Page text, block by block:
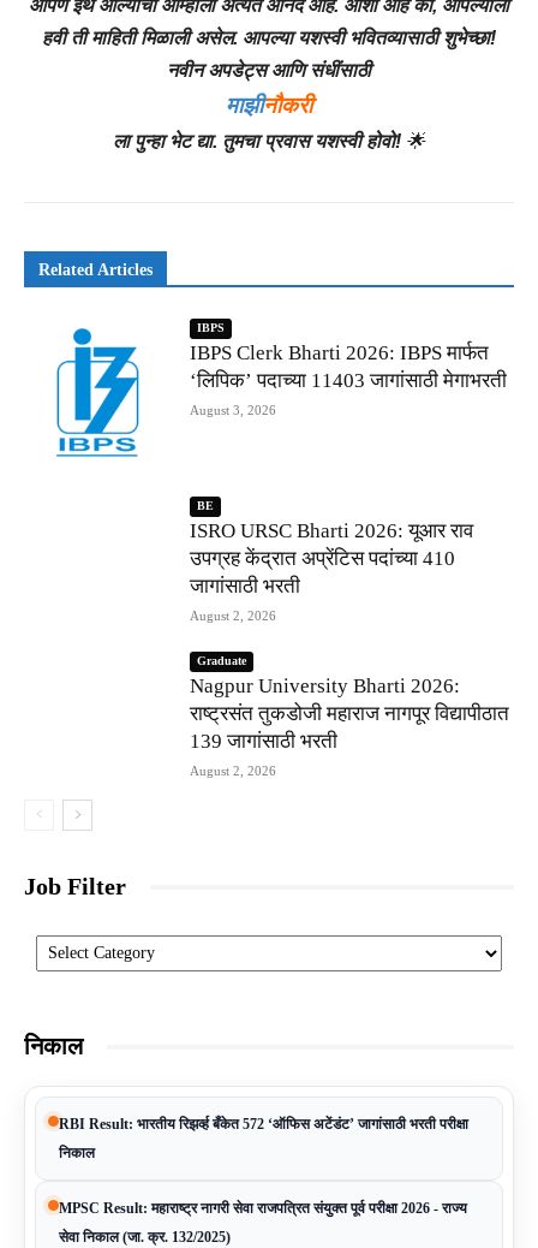
आपण इथे आल्याचा आम्हाला अत्यंत आनंद आहे. आशा आहे की, आपल्याला
हवी ती माहिती मिळाली असेल. आपल्या यशस्वी भवितव्यासाठी शुभेच्छा!
नवीन अपडेट्स आणि संधींसाठी
माझीनौकरी
ला पुन्हा भेट द्या. तुमचा प्रवास यशस्वी होवो! 🌟
Related Articles
IBPS
IBPS Clerk Bharti 2026: IBPS मार्फत
‘लिपिक’ पदाच्या 11403 जागांसाठी मेगाभरती
August 3, 2026
BE
ISRO URSC Bharti 2026: यूआर राव
उपग्रह केंद्रात अप्रेंटिस पदांच्या 410
जागांसाठी भरती
August 2, 2026
Graduate
Nagpur University Bharti 2026:
राष्ट्रसंत तुकडोजी महाराज नागपूर विद्यापीठात
139 जागांसाठी भरती
August 2, 2026
Job Filter
Categories
निकाल
RBI Result: भारतीय रिझर्व्ह बँकेत 572 ‘ऑफिस अटेंडंट’ जागांसाठी भरती परीक्षा
निकाल
MPSC Result: महाराष्ट्र नागरी सेवा राजपत्रित संयुक्त पूर्व परीक्षा 2026 - राज्य
सेवा निकाल (जा. क्र. 132/2025)